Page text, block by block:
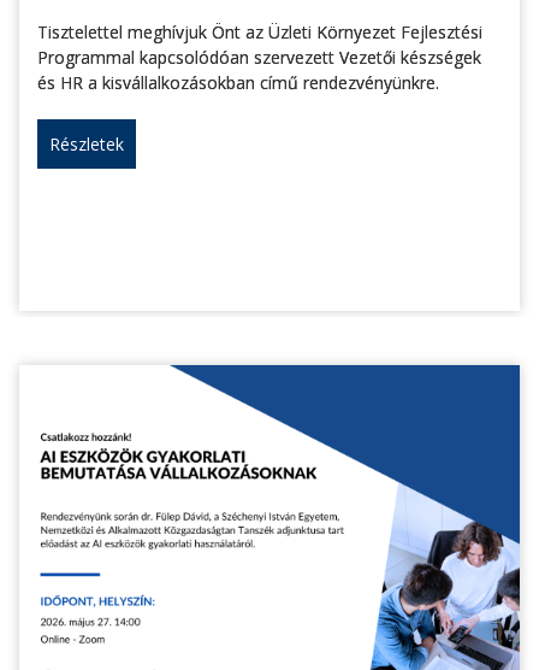
Tisztelettel meghívjuk Önt az Üzleti Környezet Fejlesztési
Programmal kapcsolódóan szervezett Vezetői készségek
és HR a kisvállalkozásokban című rendezvényünkre.
Részletek